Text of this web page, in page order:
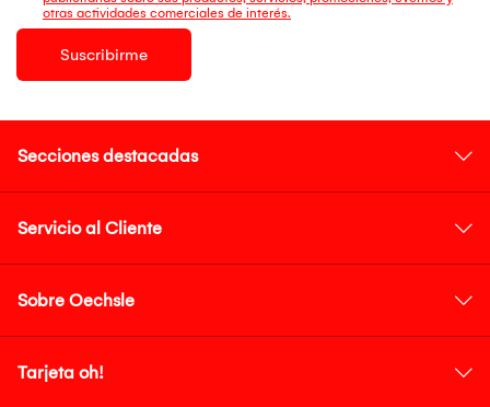
otras actividades comerciales de interés.
Suscribirme
Secciones destacadas
Servicio al Cliente
Sobre Oechsle
Tarjeta oh!